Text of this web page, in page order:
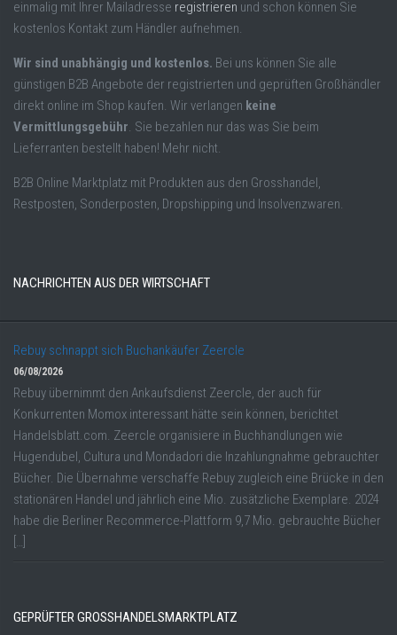
einmalig mit Ihrer Mailadresse registrieren und schon können Sie
kostenlos Kontakt zum Händler aufnehmen.
Wir sind unabhängig und kostenlos. Bei uns können Sie alle
günstigen B2B Angebote der registrierten und geprüften Großhändler
direkt online im Shop kaufen. Wir verlangen keine
Vermittlungsgebühr. Sie bezahlen nur das was Sie beim
Lieferranten bestellt haben! Mehr nicht.
B2B Online Marktplatz mit Produkten aus den Grosshandel,
Restposten, Sonderposten, Dropshipping und Insolvenzwaren.
NACHRICHTEN AUS DER WIRTSCHAFT
Rebuy schnappt sich Buchankäufer Zeercle
06/08/2026
Rebuy übernimmt den Ankaufsdienst Zeercle, der auch für
Konkurrenten Momox interessant hätte sein können, berichtet
Handelsblatt.com. Zeercle organisiere in Buchhandlungen wie
Hugendubel, Cultura und Mondadori die Inzahlungnahme gebrauchter
Bücher. Die Übernahme verschaffe Rebuy zugleich eine Brücke in den
stationären Handel und jährlich eine Mio. zusätzliche Exemplare. 2024
habe die Berliner Recommerce-Plattform 9,7 Mio. gebrauchte Bücher
[…]
GEPRÜFTER GROSSHANDELSMARKTPLATZ